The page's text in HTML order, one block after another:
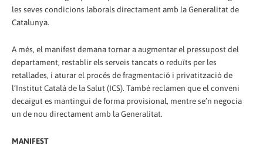
les seves condicions laborals directament amb la Generalitat de
Catalunya.
A més, el manifest demana tornar a augmentar el pressupost del
departament, restablir els serveis tancats o reduïts per les
retallades, i aturar el procés de fragmentació i privatització de
l’Institut Català de la Salut (ICS). També reclamen que el conveni
decaigut es mantingui de forma provisional, mentre se’n negocia
un de nou directament amb la Generalitat.
MANIFEST